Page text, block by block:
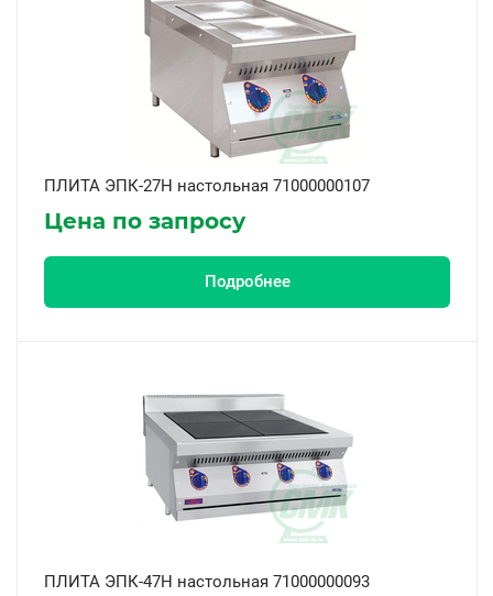
ПЛИТА ЭПК-27Н настольная 71000000107
Цена по запросу
Подробнее
ПЛИТА ЭПК-47Н настольная 71000000093